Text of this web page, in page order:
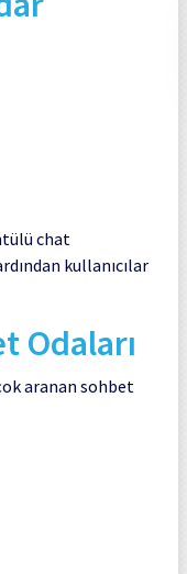
chat
kullanıcılar
Odaları
aranan sohbet